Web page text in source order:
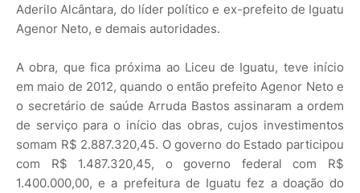
Aderilo Alcântara, do líder político e ex-prefeito de Iguatu
Agenor Neto, e demais autoridades.
A obra, que fica próxima ao Liceu de Iguatu, teve início
em maio de 2012, quando o então prefeito Agenor Neto e
o secretário de saúde Arruda Bastos assinaram a ordem
de serviço para o início das obras, cujos investimentos
somam R$ 2.887.320,45. O governo do Estado participou
com R$ 1.487.320,45, o governo federal com R$
1.400.000,00, e a prefeitura de Iguatu fez a doação do